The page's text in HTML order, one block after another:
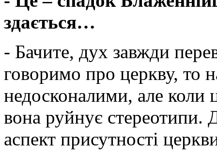
здається…
- Бачите, дух завжди
говоримо про церкву, то
недосконалими, але коли
вона руйнує
аспект присутності